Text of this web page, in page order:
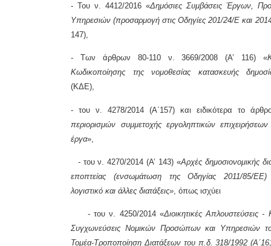
- Του ν. 4412/2016 «Δημόσιες Συμβάσεις Έργων,
Υπηρεσιών (προσαρμογή στις Οδηγίες 201/24/Ε και
147),
- Των άρθρων 80-110 ν. 3669/2008 (Α’ 116) «
Κωδικοποίησης της νομοθεσίας κατασκευής
(ΚΔΕ),
- του ν. 4278/2014 (Α΄157) και ειδικότερα το
περιορισμών συμμετοχής εργοληπτικών
έργα»,
- του ν. 4270/2014 (Α’ 143) «Αρχές δημοσιονομικής
εποπτείας (ενσωμάτωση της Οδηγίας 2011/85/
λογιστικό και άλλες διατάξεις» , όπως ισχύει
- του ν. 4250/2014 «Διοικητικές Απλουστεύσεις -
Συγχωνεύσεις Νομικών Προσώπων και Υπηρεσιών
Τομέα-Τροποποίηση Διατάξεων του π.δ. 318/1992